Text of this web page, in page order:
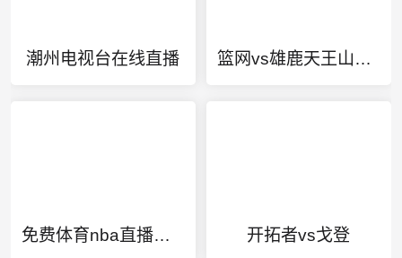
潮州电视台在线直播 篮网vs雄鹿天王山集锦
免费体育nba直播在线观看 开拓者vs戈登